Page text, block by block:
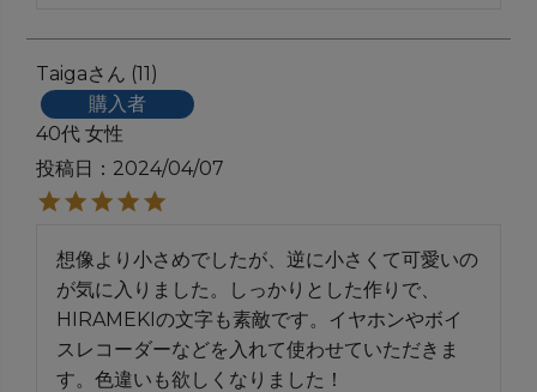
Taiga
11
購入者
40代 女性
投稿日
2024/04/07
想像より小さめでしたが、逆に小さくて可愛いの
が気に入りました。しっかりとした作りで、
HIRAMEKIの文字も素敵です。イヤホンやボイ
スレコーダーなどを入れて使わせていただきま
す。色違いも欲しくなりました！